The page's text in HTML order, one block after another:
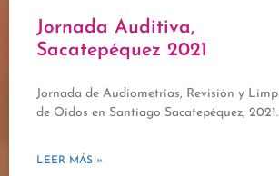
Jornada Auditiva,
Sacatepéquez 2021
Jornada de Audiometrías, Revisión y
de Oídos en Santiago Sacatepéquez, 2021.
LEER MÁS »